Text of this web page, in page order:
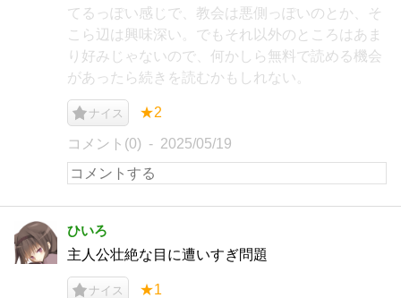
てるっぽい感じで、教会は悪側っぽいのとか、そ
こら辺は興味深い。でもそれ以外のところはあま
り好みじゃないので、何かしら無料で読める機会
があったら続きを読むかもしれない。
ナイス ★2
コメント(0) 2025/05/19
ひいろ
主人公壮絶な目に遭いすぎ問題
ナイス ★1